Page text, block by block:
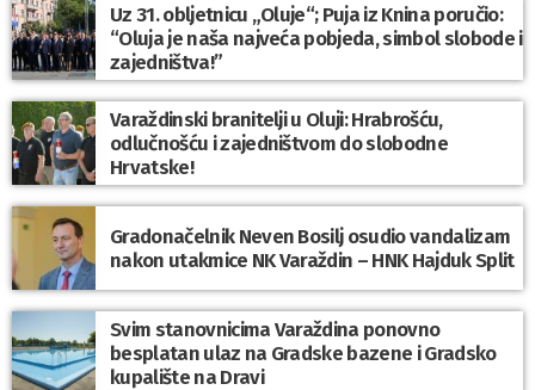
Uz 31. obljetnicu „Oluje“; Puja iz Knina poručio:
“Oluja je naša najveća pobjeda, simbol slobode i
zajedništva!”
Varaždinski branitelji u Oluji: Hrabrošću,
odlučnošću i zajedništvom do slobodne
Hrvatske!
Gradonačelnik Neven Bosilj osudio vandalizam
nakon utakmice NK Varaždin – HNK Hajduk Split
Svim stanovnicima Varaždina ponovno
besplatan ulaz na Gradske bazene i Gradsko
kupalište na Dravi